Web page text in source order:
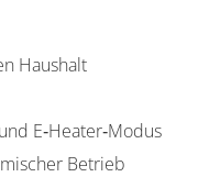
Haushalt
E‑Heater‑Modus
Betrieb